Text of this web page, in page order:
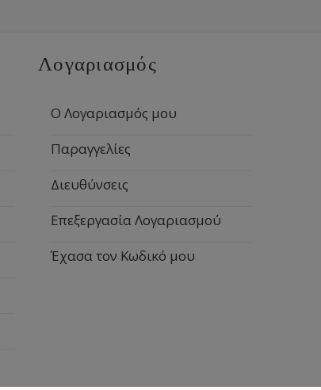
Λογαριασμός
Ο Λογαριασμός μου
Παραγγελίες
Διευθύνσεις
Επεξεργασία Λογαριασμού
Έχασα τον Κωδικό μου